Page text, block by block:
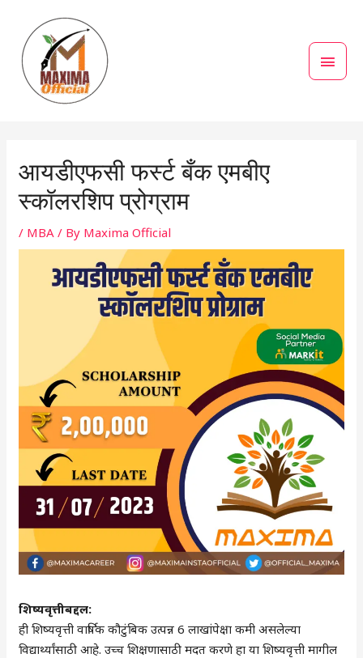
content
आयडीएफसी फर्स्ट बँक एमबीए
स्कॉलरशिप प्रोग्राम
/ MBA / By Maxima Official
शिष्यवृत्तीबद्दल:
ही शिष्यवृत्ती वार्षिक कौटुंबिक उत्पन्न 6 लाखांपेक्षा कमी असलेल्या
विद्यार्थ्यांसाठी आहे. उच्च शिक्षणासाठी मदत करणे हा या शिष्यवृत्ती मागील